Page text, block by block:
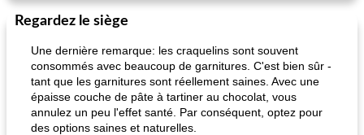
Regardez le siège
Une dernière remarque: les craquelins sont souvent
consommés avec beaucoup de garnitures. C'est bien sûr -
tant que les garnitures sont réellement saines. Avec une
épaisse couche de pâte à tartiner au chocolat, vous
annulez un peu l'effet santé. Par conséquent, optez pour
des options saines et naturelles.